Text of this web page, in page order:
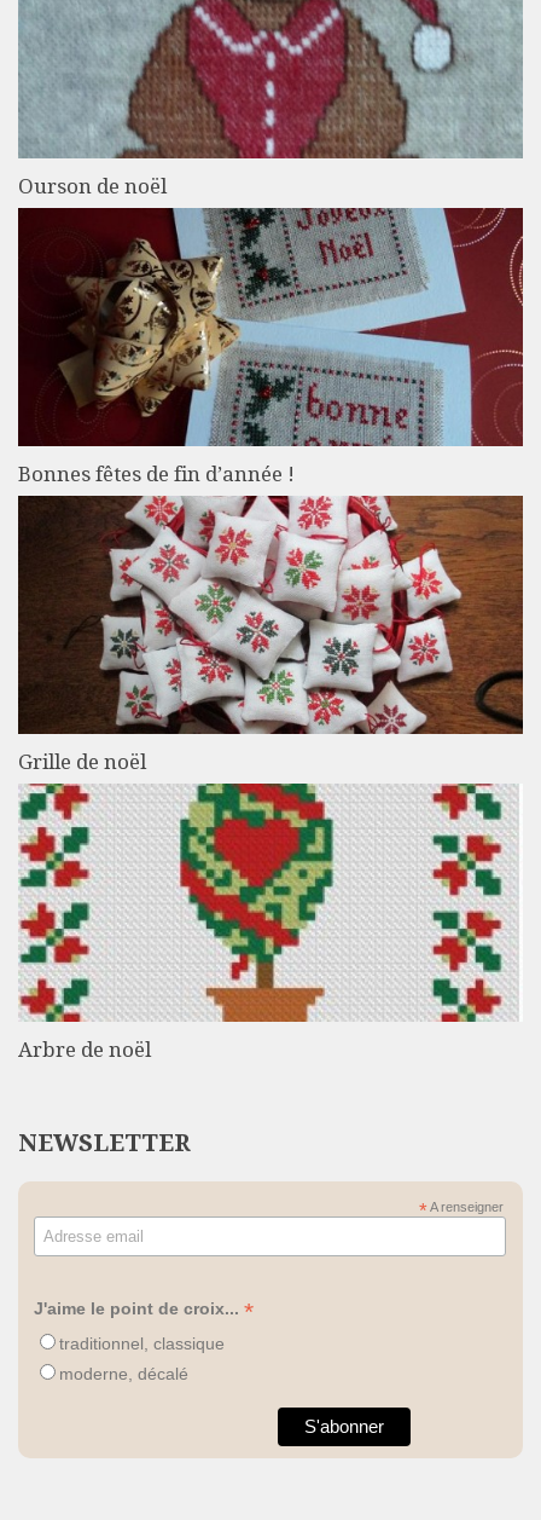
Ourson de noël
Bonnes fêtes de fin d’année !
Grille de noël
Arbre de noël
NEWSLETTER
*A renseigner
J'aime le point de croix... *
traditionnel, classique
moderne, décalé